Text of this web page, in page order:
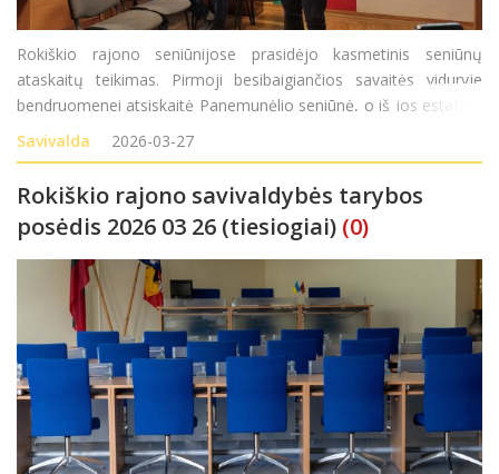
Rokiškio rajono seniūnijose prasidėjo kasmetinis seniūnų
ataskaitų teikimas. Pirmoji besibaigiančios savaitės viduryje
bendruomenei atsiskaitė Panemunėlio seniūnė, o iš jos estafetę
perėmė Jūžintų seniūnas Vytautas Stakys, ketvirtadienį
gyventojus pakvietęs susitikti seniūnijos salytėj
Savivalda 2026-03-27
Rokiškio rajono savivaldybės tarybos
posėdis 2026 03 26 (tiesiogiai) (0)